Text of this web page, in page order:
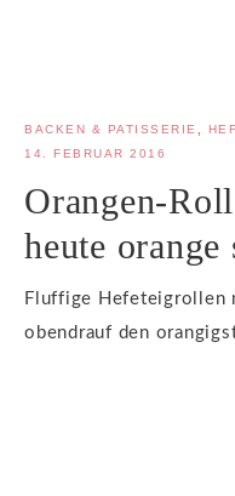
BACKEN & PATISSERIE,
14. FEBRUAR 2016
Orangen-
heute
Fluffige Hefeteigrollen
obendrauf den